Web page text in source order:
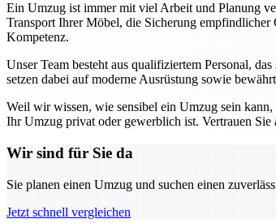
Ein Umzug ist immer mit viel Arbeit und Planung
Transport Ihrer Möbel, die Sicherung
Kompetenz.
Unser Team besteht aus qualifiziertem Personal,
setzen dabei auf moderne Ausrüstung sowie
Weil wir wissen, wie sensibel ein Umzug sein
Ihr Umzug privat oder gewerblich ist. Vertrauen
Wir sind für Sie da
Sie planen einen Umzug und suchen einen
Jetzt schnell vergleichen